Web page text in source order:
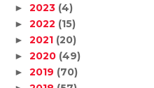
► 2023 (4)
► 2022 (15)
► 2021 (20)
► 2020 (49)
► 2019 (70)